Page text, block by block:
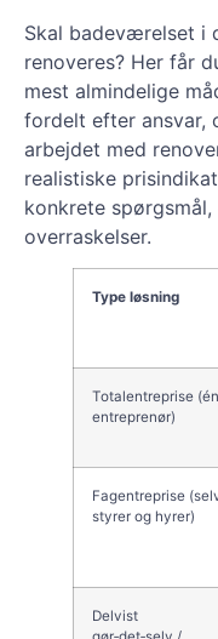
Skal badeværelset i
renoveres? Her får
mest almindelige
fordelt efter ansvar,
arbejdet med
realistiske
konkrete
overraskelser.
Type løsning
Totalentreprise (én
entreprenør)
Fagentreprise
styrer og hyrer)
Delvist